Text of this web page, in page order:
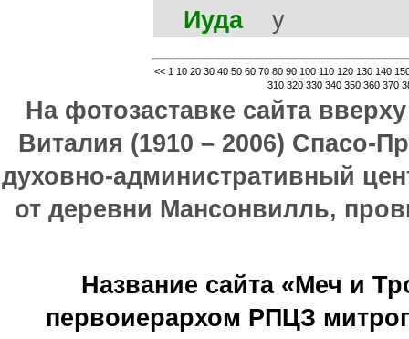
Иудау
<< 1 10 20 30 40 50 60 70 80 90 100 110 120 130 140
310 320 330 340 350 360 370
На фотозаставке сайта
Виталия (1910 – 2006) Спасо-
духовно-административный
от деревни Мансонвилль,
Название сайта «Меч и
первоиерархом РПЦЗ